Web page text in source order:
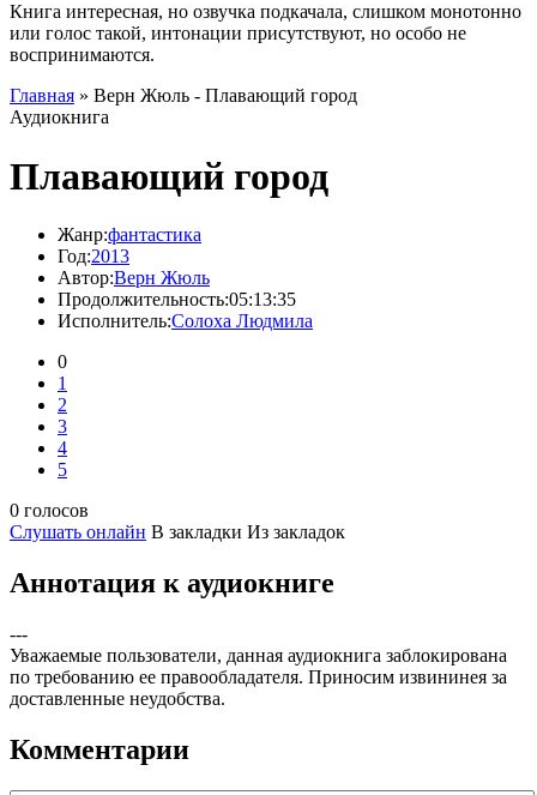
Книга интересная, но озвучка подкачала, слишком монотонно
или голос такой, интонации присутствуют, но особо не
воспринимаются.
Главная » Верн Жюль - Плавающий город
Аудиокнига
Плавающий город
Жанр:фантастика
Год:2013
Автор:Верн Жюль
Продолжительность:05:13:35
Исполнитель:Солоха Людмила
0
1
2
3
4
5
0 голосов
Слушать онлайн В закладки Из закладок
Аннотация к аудиокниге
---
Уважаемые пользователи, данная аудиокнига заблокирована
по требованию ее правообладателя. Приносим извининея за
доставленные неудобства.
Комментарии